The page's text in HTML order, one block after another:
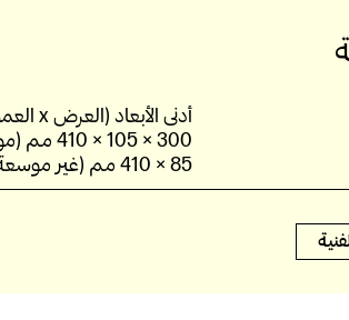
أدنى الأبعاد (العرض x العمق x الارتفاع):
85 × 410 مم (غير موسعة)